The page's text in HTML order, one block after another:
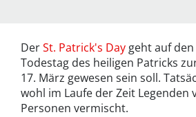
DerSt. Patrick's Day geht auf
Todestag des heiligen Patricks
17. März gewesen sein soll.
wohl im Laufe der Zeit Legenden
Personen vermischt.